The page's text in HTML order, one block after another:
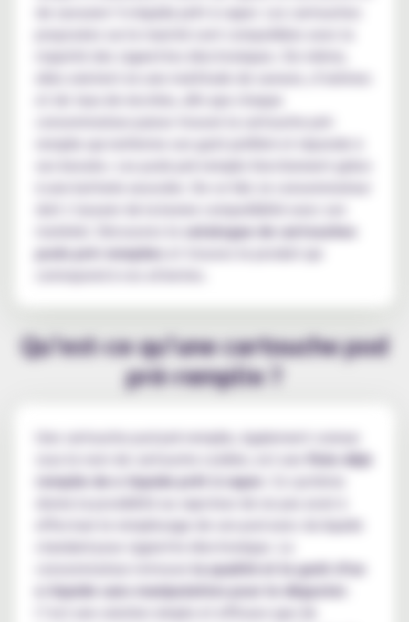
de savourer l’e-liquide prêt à vaper. Les cartouches
proposées sur le marché sont compatibles avec la
majorité des cigarettes électroniques. De même,
elles existent en une multitude de saveurs, d’arômes
et de taux de nicotine, afin que chaque
consommateur puisse trouver la cartouche pré-
remplie qui renferme son goût préféré et réponde à
doit s’assurer de la bonne compatibilité avec son
catalogue de cartouches
pods pré-remplies
Qu’est-ce qu’une cartouche pod
pré-remplie ?
Une cartouche pod pré-remplie, également connue
fiole déjà
remplie de e-liquide prêt à vaper.
effectuer le remplissage de son pod avec du liquide
standard pour cigarette électronique. Le
la qualité et le goût d’un
e-liquide sans manipulation pour le déguster